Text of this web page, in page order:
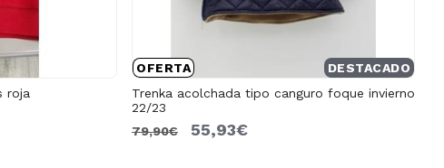
roja
OFERTA
DESTACADO
Trenka acolchada tipo canguro foque invierno
22/23
79,90€
55,93€